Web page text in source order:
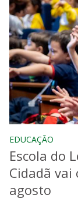
EDUCAÇÃO
Escola do
Cidadã
agosto